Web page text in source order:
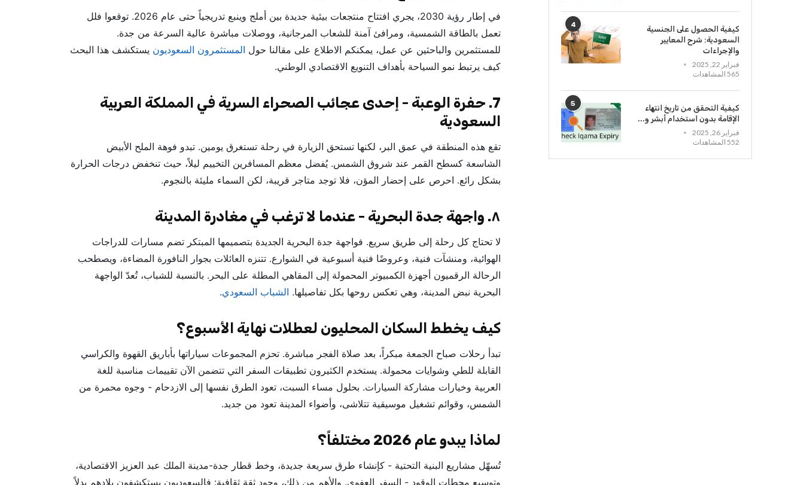
في إطار رؤية 2030، يجري افتتاح منتجعات بيئية جديدة بين أملج وينبع تدريجياً حتى عام 2026. توقعوا فلل
تعمل بالطاقة الشمسية، ومرافئ آمنة للشعاب المرجانية، ووصلات مباشرة عالية السرعة من جدة.
للمستثمرين والباحثين عن عمل، يمكنكم الاطلاع على مقالنا حول المستثمرون السعوديون يستكشف هذا البحث
كيف يرتبط نمو السياحة بأهداف التنويع الاقتصادي الوطني.
7. حفرة الوعبة - إحدى عجائب الصحراء السرية في المملكة العربية
السعودية
تقع هذه المنطقة في عمق البر، لكنها تستحق الزيارة في رحلة تستغرق يومين. تبدو فوهة الملح الأبيض
الشاسعة كسطح القمر عند شروق الشمس. يُفضل معظم المسافرين التخييم ليلاً، حيث تنخفض درجات الحرارة
بشكل رائع. احرص على إحضار المؤن، فلا توجد متاجر قريبة، لكن السماء مليئة بالنجوم.
٨. واجهة جدة البحرية - عندما لا ترغب في مغادرة المدينة
لا تحتاج كل رحلة إلى طريق سريع. فواجهة جدة البحرية الجديدة بتصميمها المبتكر تضم مسارات للدراجات
الهوائية، ومنشآت فنية، وعروضًا فنية أسبوعية في الشوارع. تتنزه العائلات بجوار النافورة المضاءة، ويصطحب
الرحالة الرقميون أجهزة الكمبيوتر المحمولة إلى المقاهي المطلة على البحر. بالنسبة للشباب، تُعدّ الواجهة
البحرية نبض المدينة، وهي تعكس روحها بكل تفاصيلها. الشباب السعودي.
كيف يخطط السكان المحليون لعطلات نهاية الأسبوع؟
تبدأ رحلات صباح الجمعة مبكراً، بعد صلاة الفجر مباشرة. تحزم المجموعات سياراتها بأباريق القهوة والكراسي
القابلة للطي وشوايات محمولة. يستخدم الكثيرون تطبيقات السفر التي تتضمن الآن تقييمات مناسبة للغة
العربية وخيارات مشاركة السيارات. بحلول مساء السبت، تعود الطرق نفسها إلى الازدحام - وجوه محمرة من
الشمس، وقوائم تشغيل موسيقية تتلاشى، وأضواء المدينة تعود من جديد.
لماذا يبدو عام 2026 مختلفاً؟
تُسهّل مشاريع البنية التحتية - كإنشاء طرق سريعة جديدة، وخط قطار جدة-مدينة الملك عبد العزيز الاقتصادية،
وتوسيع محطات الوقود - السفر العفوي. والأهم من ذلك، وجود ثقة ثقافية: فالسعوديون يستكشفون بلادهم بدلاً
4
كيفية الحصول على الجنسية
السعودية: شرح المعايير
والإجراءات
فبراير 22, 2025
565 المشاهدات
5
كيفية التحقق من تاريخ انتهاء
الإقامة بدون استخدام أبشر و...
فبراير 26, 2025
552 المشاهدات